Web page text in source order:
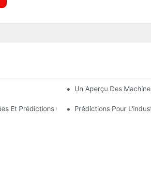
Machines D'emballage Pharmaceutique
Un Aperçu Des
Et Prédictions Clés Prédictions Pour